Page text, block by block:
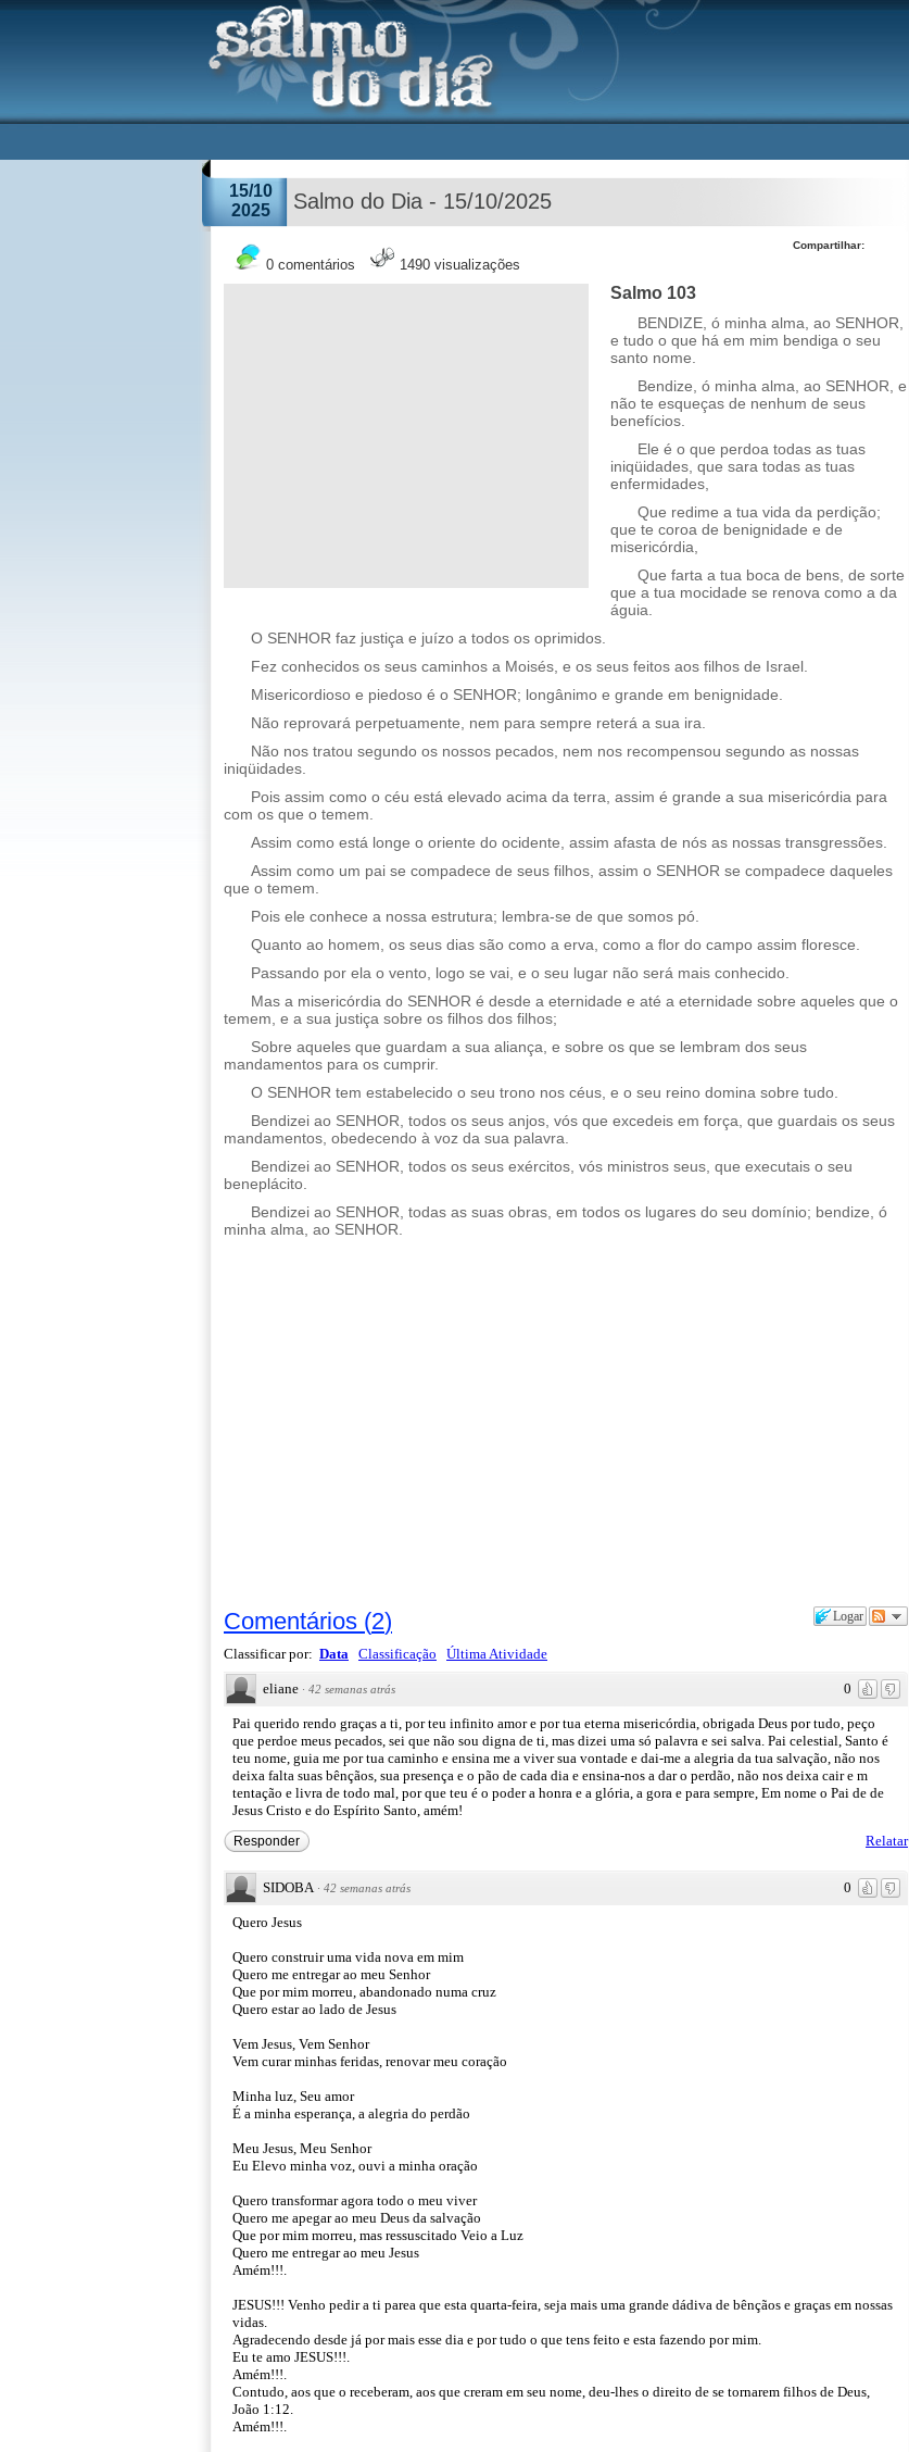
15/10
2025
Salmo do Dia - 15/10/2025
0 comentários 1490 visualizações
Compartilhar:
Salmo 103
BENDIZE, ó minha alma, ao SENHOR,
e tudo o que há em mim bendiga o seu
santo nome.
Bendize, ó minha alma, ao SENHOR, e
não te esqueças de nenhum de seus
benefícios.
Ele é o que perdoa todas as tuas
iniqüidades, que sara todas as tuas
enfermidades,
Que redime a tua vida da perdição;
que te coroa de benignidade e de
misericórdia,
Que farta a tua boca de bens, de sorte
que a tua mocidade se renova como a da
águia.
O SENHOR faz justiça e juízo a todos os oprimidos.
Fez conhecidos os seus caminhos a Moisés, e os seus feitos aos filhos de Israel.
Misericordioso e piedoso é o SENHOR; longânimo e grande em benignidade.
Não reprovará perpetuamente, nem para sempre reterá a sua ira.
Não nos tratou segundo os nossos pecados, nem nos recompensou segundo as nossas
iniqüidades.
Pois assim como o céu está elevado acima da terra, assim é grande a sua misericórdia para
com os que o temem.
Assim como está longe o oriente do ocidente, assim afasta de nós as nossas transgressões.
Assim como um pai se compadece de seus filhos, assim o SENHOR se compadece daqueles
que o temem.
Pois ele conhece a nossa estrutura; lembra-se de que somos pó.
Quanto ao homem, os seus dias são como a erva, como a flor do campo assim floresce.
Passando por ela o vento, logo se vai, e o seu lugar não será mais conhecido.
Mas a misericórdia do SENHOR é desde a eternidade e até a eternidade sobre aqueles que o
temem, e a sua justiça sobre os filhos dos filhos;
Sobre aqueles que guardam a sua aliança, e sobre os que se lembram dos seus
mandamentos para os cumprir.
O SENHOR tem estabelecido o seu trono nos céus, e o seu reino domina sobre tudo.
Bendizei ao SENHOR, todos os seus anjos, vós que excedeis em força, que guardais os seus
mandamentos, obedecendo à voz da sua palavra.
Bendizei ao SENHOR, todos os seus exércitos, vós ministros seus, que executais o seu
beneplácito.
Bendizei ao SENHOR, todas as suas obras, em todos os lugares do seu domínio; bendize, ó
minha alma, ao SENHOR.
Logar
Comentários (2)
Classificar por: Data Classificação Última Atividade
0
eliane · 42 semanas atrás
Pai querido rendo graças a ti, por teu infinito amor e por tua eterna misericórdia, obrigada Deus por tudo, peço
que perdoe meus pecados, sei que não sou digna de ti, mas dizei uma só palavra e sei salva. Pai celestial, Santo é
teu nome, guia me por tua caminho e ensina me a viver sua vontade e dai-me a alegria da tua salvação, não nos
deixa falta suas bênçãos, sua presença e o pão de cada dia e ensina-nos a dar o perdão, não nos deixa cair e m
tentação e livra de todo mal, por que teu é o poder a honra e a glória, a gora e para sempre, Em nome o Pai de de
Jesus Cristo e do Espírito Santo, amém!
Relatar
Responder
0
SIDOBA · 42 semanas atrás
Quero Jesus
Quero construir uma vida nova em mim
Quero me entregar ao meu Senhor
Que por mim morreu, abandonado numa cruz
Quero estar ao lado de Jesus
Vem Jesus, Vem Senhor
Vem curar minhas feridas, renovar meu coração
Minha luz, Seu amor
É a minha esperança, a alegria do perdão
Meu Jesus, Meu Senhor
Eu Elevo minha voz, ouvi a minha oração
Quero transformar agora todo o meu viver
Quero me apegar ao meu Deus da salvação
Que por mim morreu, mas ressuscitado Veio a Luz
Quero me entregar ao meu Jesus
Amém!!!.
JESUS!!! Venho pedir a ti parea que esta quarta-feira, seja mais uma grande dádiva de bênçãos e graças em nossas
vidas.
Agradecendo desde já por mais esse dia e por tudo o que tens feito e esta fazendo por mim.
Eu te amo JESUS!!!.
Amém!!!.
Contudo, aos que o receberam, aos que creram em seu nome, deu-lhes o direito de se tornarem filhos de Deus,
João 1:12.
Amém!!!.